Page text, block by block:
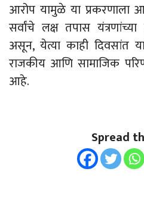
आरोप यामुळे या
सर्वांचे लक्ष तपास
असून, येत्या काही दिवसांत
राजकीय आणि सामाजिक
आहे.
Spread